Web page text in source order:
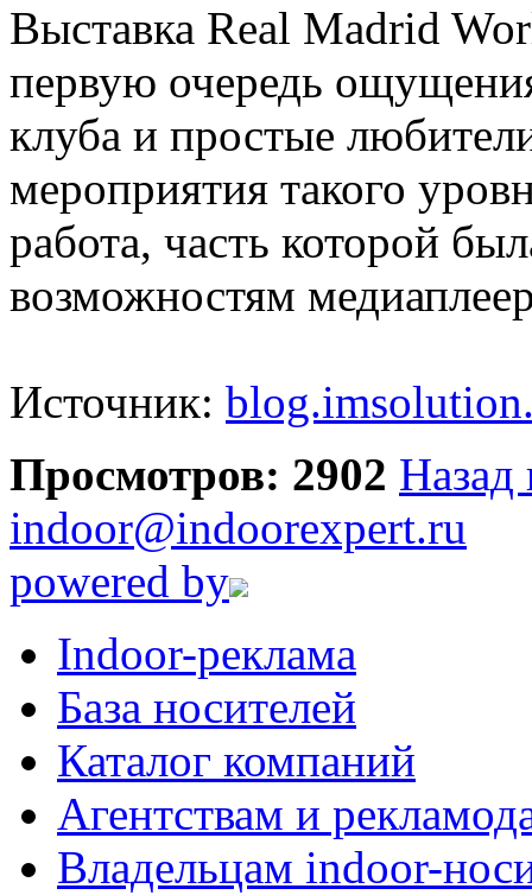
Выставка Real Madrid
первую очередь
клуба и простые
мероприятия такого
работа, часть которой
возможностям
Источник:
Просмотров: 2902 Назад
indoor@indoorexpert.ru
powered by
Indoor-реклама
База носителей
Каталог компаний
Агентствам и
Владельцам indoor-